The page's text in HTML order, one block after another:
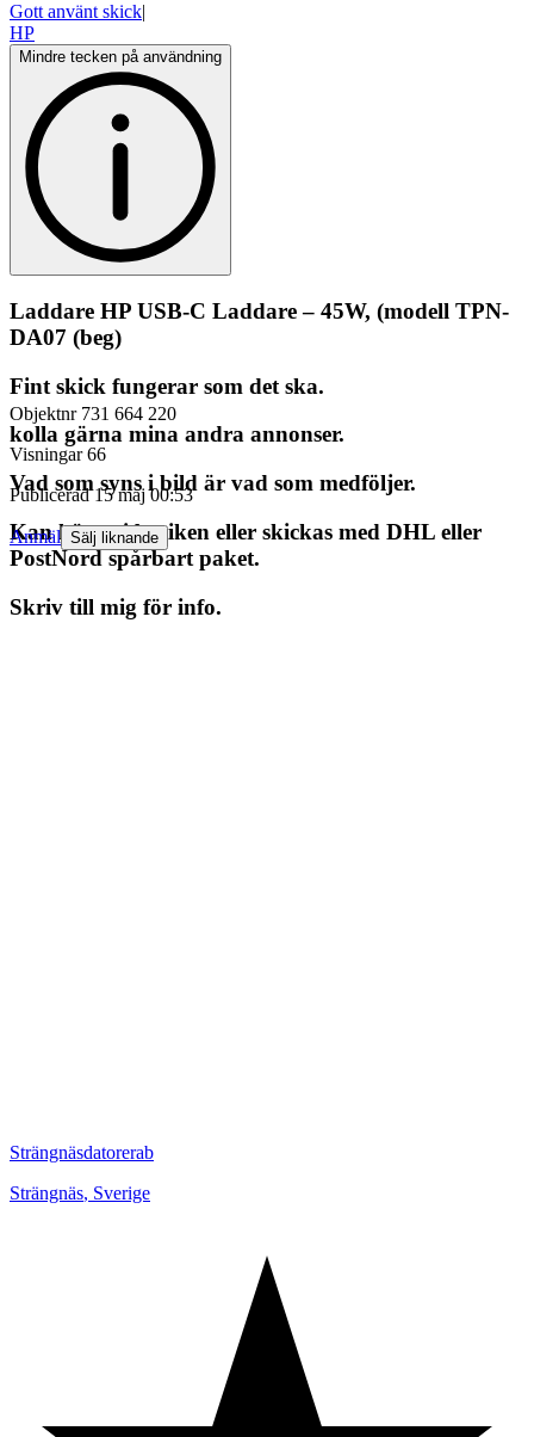
Gott använt skick|
HP
Mindre tecken på användning
Laddare HP USB-C Laddare – 45W, (modell TPN-
DA07 (beg)
Fint skick fungerar som det ska.
kolla gärna mina andra annonser.
Vad som syns i bild är vad som medföljer.
Kan köpas i butiken eller skickas med DHL eller
PostNord spårbart paket.
Skriv till mig för info.
Objektnr 731 664 220
Visningar 66
Publicerad 15 maj 00:53
Anmäl Sälj liknande
Strängnäsdatorerab
Strängnäs, Sverige